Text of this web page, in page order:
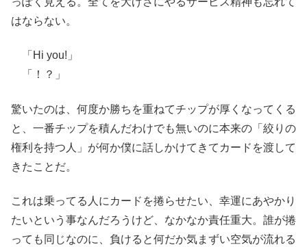
はならない。
「Hi you!」
「！？」
驚いたのは、何度か勝ちを重ねてチップが厚くなってくる
と、一番チップを積んだわけでも無いのに本来の「絞りの
権利を持つ人」が何か僕に話しかけてきてカードを渡して
きたことだ。
これは乗ってる人にカードを捲らせたい、幸運にあやかり
たいという事なんだろうけど、なかなか責任重大。誰が捲
っても同じなのに、負けると何だか気まずい空気が流れる